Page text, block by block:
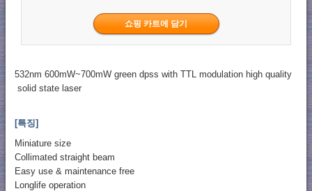
532nm 600mW~700mW green dpss with TTL modulation high quality
solid state laser
[특징]
Miniature size
Collimated straight beam
Easy use & maintenance free
Longlife operation